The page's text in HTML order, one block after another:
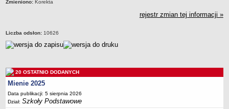
Specjalny Ośrodek nr 1
Godziny dyżurów
Ogłoszenie
Zarządzenia
Zmieniono: Korekta
rejestr zmian tej informacji »
Liczba odsłon: 10626
20 OSTATNIO DODANYCH
Mienie 2025
Data publikacji: 5 sierpnia 2026
Dział:Szkoły Podstawowe